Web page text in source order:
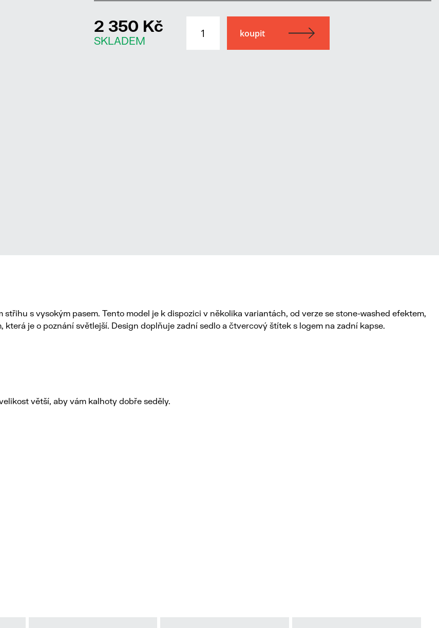
2 350 Kč
SKLADEM
s vysokým pasem. Tento model je k dispozici v několika variantách, od verze se stone-washed efektem,
je o poznání světlejší. Design doplňuje zadní sedlo a čtvercový štítek s logem na zadní kapse.
větší, aby vám kalhoty dobře seděly.